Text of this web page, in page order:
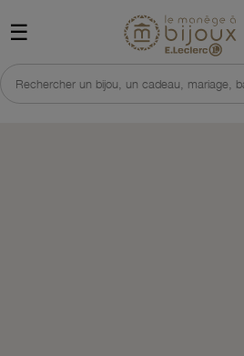
☰
Rechercher un bijou, un cadeau, mariage,